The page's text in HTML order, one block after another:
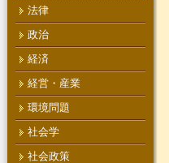
法律
政治
経済
経営・産業
環境問題
社会学
社会政策